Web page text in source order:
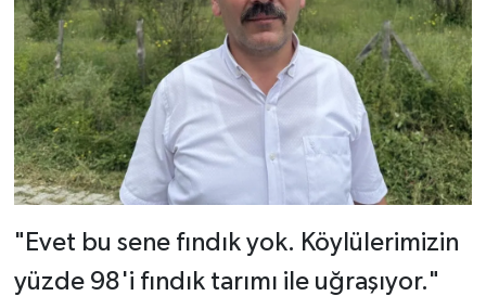
"Evet bu sene fındık yok. Köylülerimizin
yüzde 98'i fındık tarımı ile uğraşıyor."